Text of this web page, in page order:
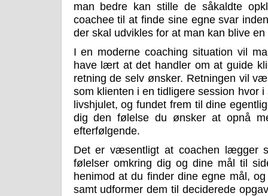
man bedre kan stille de såkaldte
coachee til at finde sine egne svar
der skal udvikles for at man kan blive en
I en moderne coaching situation vil
have lært at det handler om at guide
retning de selv ønsker. Retningen vil
som klienten i en tidligere session hvor
livshjulet, og fundet frem til dine
dig den følelse du ønsker at opnå
efterfølgende.
Det er væsentligt at coachen lægger
følelser omkring dig og dine mål til
henimod at du finder dine egne mål,
samt udformer dem til deciderede